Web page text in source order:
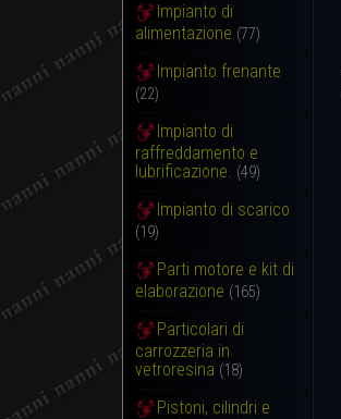
Impianto di
alimentazione (77)
Impianto frenante
(22)
Impianto di
raffreddamento e
lubrificazione. (49)
Impianto di scarico
(19)
Parti motore e kit di
elaborazione (165)
Particolari di
carrozzeria in
vetroresina (18)
Pistoni, cilindri e